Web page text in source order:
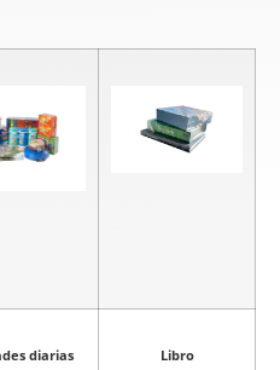
diarias Libro